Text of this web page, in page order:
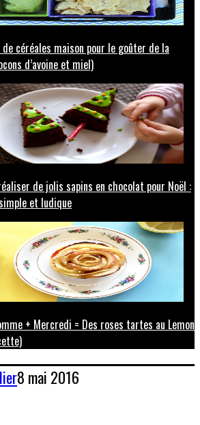
céréales maison pour le goûter de la
d’avoine et miel)
de jolis sapins en chocolat pour Noël :
et ludique
+ Mercredi = Des roses tartes au Lemon
8 mai 2016